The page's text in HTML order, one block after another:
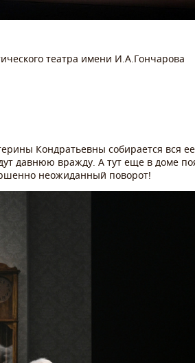
театра имени И.А.Гончарова
Кондратьевны собирается вся
давнюю вражду. А тут еще в доме
неожиданный поворот!